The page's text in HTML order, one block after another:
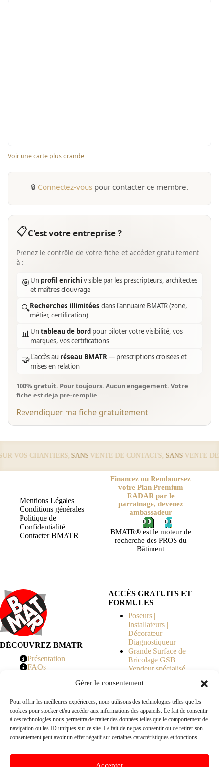
Gérer le consentement
Pour offrir les meilleures expériences, nous utilisons des technologies telles que les
cookies pour stocker et/ou accéder aux informations des appareils. Le fait de consentir
à ces technologies nous permettra de traiter des données telles que le comportement de
navigation ou les ID uniques sur ce site. Le fait de ne pas consentir ou de retirer son
consentement peut avoir un effet négatif sur certaines caractéristiques et fonctions.
Accepter
Voir une carte plus grande
🔒 Connectez-vous pour contacter ce membre.
📋C'est votre entreprise ?
Prenez le contrôle de votre fiche et accédez gratuitement
à :
🎯Un profil enrichi visible par les prescripteurs, architectes
et maîtres d'ouvrage
🔍Recherches illimitées dans l'annuaire BMATR (zone,
métier, certification)
📊Untableau de bord pour piloter votre visibilité, vos
marques, vos certifications
🤝L'accès au réseau BMATR— prescriptions croisees et
mises en relation
100% gratuit. Pour toujours. Aucun engagement. Votre
fiche est deja pre-remplie.
Revendiquer ma fiche gratuitement
VOS CHANTIERS, SANSVENTE DE CONTACTS,SANSVENTE DE
Mentions Légales
Conditions générales
Politique de
Confidentialité
Contacter BMATR
Financez ou Remboursez
votre Plan Premium
RADAR par le
parrainage, devenez
ambassadeur
BMATR® est le moteur de
recherche des PROS du
Bâtiment
DÉCOUVREZ BMATR
Présentation
FAQs
ACCÈS GRATUITS ET
FORMULES
Poseurs |
Installateurs |
Décorateur |
Diagnostiqueur |
Grande Surface de
Bricolage GSB |
Vendeur spécialisé |
Copropriété | MOE |
en Travaux |
Fabricants | Marque |
© 2026 BMATR® — Tous droits réservés.